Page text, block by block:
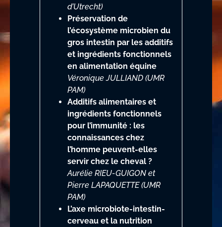
d’Utrecht)
Préservation de
l’écosystème microbien du
gros intestin par les additifs
et ingrédients fonctionnels
en alimentation équine
Véronique JULLIAND (UMR
PAM)
Additifs alimentaires et
ingrédients fonctionnels
pour l’immunité : les
connaissances chez
l’homme peuvent-elles
servir chez le cheval ?
Aurélie RIEU-GUIGON et
Pierre LAPAQUETTE (UMR
PAM)
L’axe microbiote-intestin-
cerveau et la nutrition